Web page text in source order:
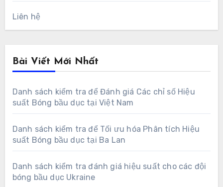
Liên hệ
Bài Viết Mới Nhất
Danh sách kiểm tra để Đánh giá Các chỉ số Hiệu
suất Bóng bầu dục tại Việt Nam
Danh sách kiểm tra để Tối ưu hóa Phân tích Hiệu
suất Bóng bầu dục tại Ba Lan
Danh sách kiểm tra đánh giá hiệu suất cho các đội
bóng bầu dục Ukraine